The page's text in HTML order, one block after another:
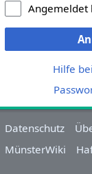
Angemeldet
Hilfe
Datenschutz
MünsterWiki